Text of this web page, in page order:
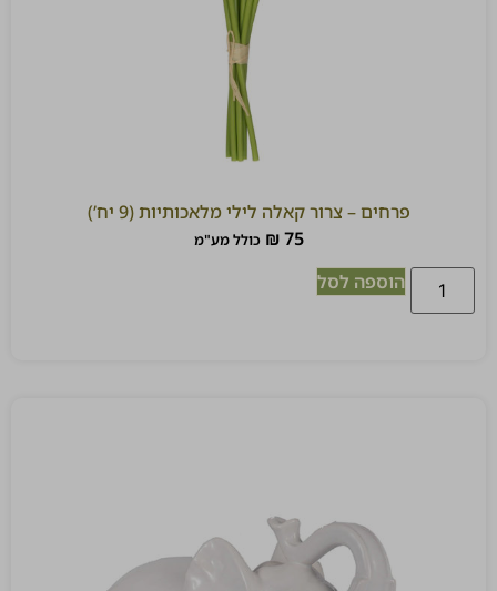
פרחים – צרור קאלה לילי מלאכותיות (9 יח’)
₪75 כולל מע"מ
הוספה לסל